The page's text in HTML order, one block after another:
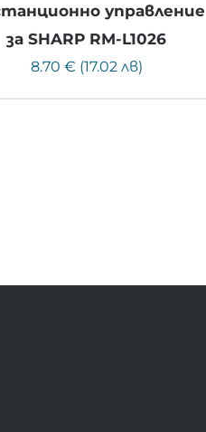
управление
за SHARP RM-L1026
8.70 € (17.02 лв)